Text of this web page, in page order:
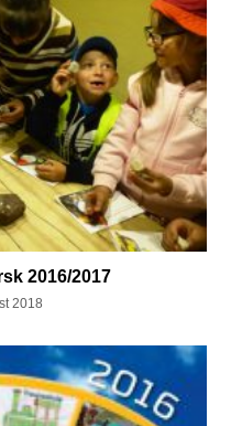
2016/2017
2018